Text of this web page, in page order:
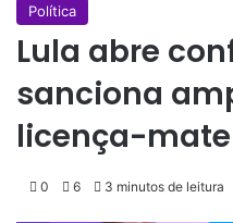
Política
Lula abre
sanciona
licença-
0 6 3 minutos de leitura